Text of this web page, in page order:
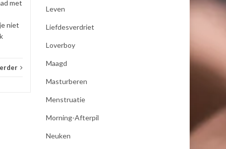
met
niet
Leven
Liefdesverdriet
Loverboy
Maagd
Masturberen
Menstruatie
Morning-Afterpil
Neuken